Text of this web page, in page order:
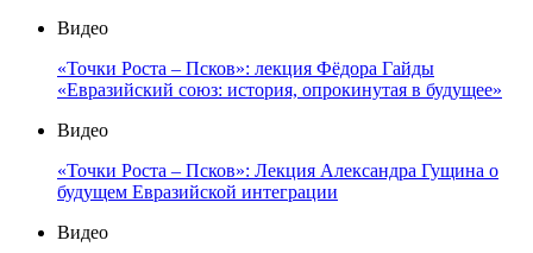
Видео
«Точки Роста – Псков»: лекция Фёдора Гайды
«Евразийский союз: история, опрокинутая в будущее»
Видео
«Точки Роста – Псков»: Лекция Александра Гущина о
будущем Евразийской интеграции
Видео